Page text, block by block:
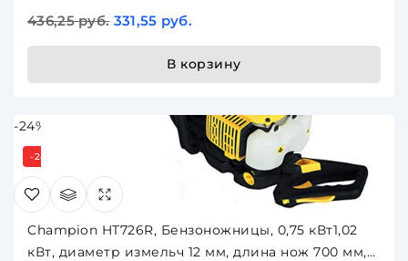
436,25 руб. 331,55 руб.
В корзину
-24%
-24%
Champion HT726R, Бензоножницы, 0,75 кВт1,02
кВт, диаметр измельч 12 мм, длина нож 700 мм,